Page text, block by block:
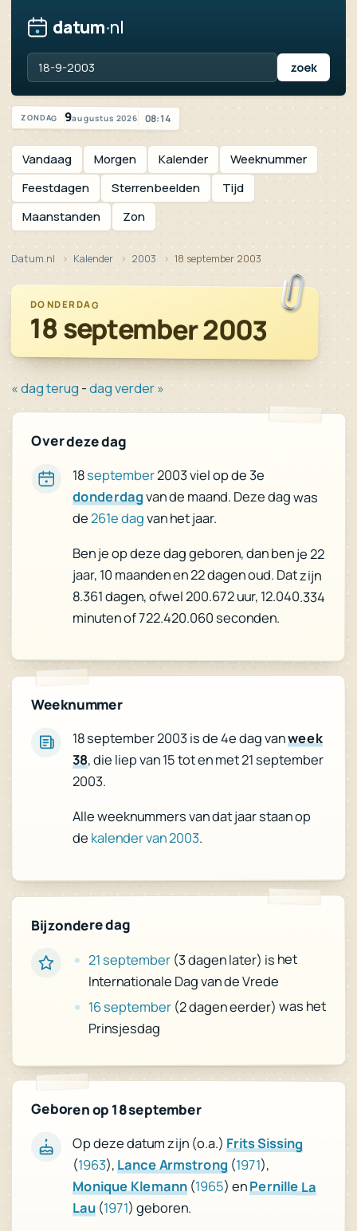
datum·nl
Vandaag is het zondag 9 augustus 2026
ZONDAG 9augustus 2026 08:14
Vandaag Morgen Kalender
Weeknummer
Sterrenbeelden
Tijd
Maanstanden
Zon
Feestdagen
Datum.nl Kalender 2003 18 september 2003
DONDERDAG
18 september 2003
« dag terug -dag verder »
Over deze dag
18september2003 viel op de 3e
donderdagvan de maand. Deze dag was
de261e dagvan het jaar.
Ben je op deze dag geboren, dan ben je 22
jaar, 10 maanden en 22 dagen oud. Dat zijn
8.361 dagen, ofwel 200.672 uur, 12.040.334
minuten of 722.420.060 seconden.
Weeknummer
18 september 2003 is de 4e dag vanweek
38, die liep van 15 tot en met 21 september
2003.
Alle weeknummers van dat jaar staan op
de kalender van 2003.
Bijzondere dag
21 september(3 dagen later) is het
Internationale Dag van de Vrede
16 september (2 dagen eerder) was het
Prinsjesdag
Geboren op 18 september
Op deze datum zijn (o.a.) Frits Sissing
(1963),Lance Armstrong (1971),
Monique Klemann(1965) enPernille La
Lau(1971) geboren.